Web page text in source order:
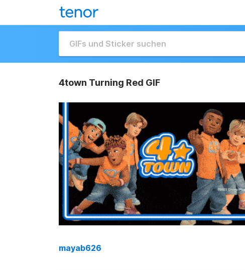
4town Turning Red GIF
mayab626